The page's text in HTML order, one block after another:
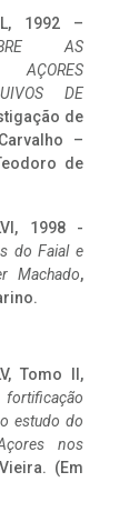
1992 –
AS
AÇORES
DE
de
–
de
1998 -
do Faial e
Machado,
Tomo II,
estudo do
nos
(Em